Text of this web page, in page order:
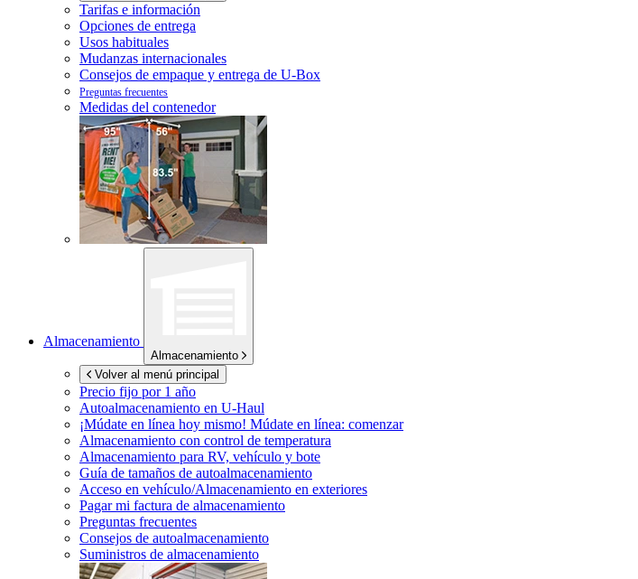
Tarifas e información
Opciones de entrega
Usos habituales
Mudanzas internacionales
Consejos de empaque y entrega de U-Box
Preguntas frecuentes
Medidas del contenedor
Almacenamiento
Almacenamiento
Volver al menú principal
Precio fijo por 1 año
Autoalmacenamiento en U-Haul
¡Múdate en línea hoy mismo! Múdate en línea: comenzar
Almacenamiento con control de temperatura
Almacenamiento para RV, vehículo y bote
Guía de tamaños de autoalmacenamiento
Acceso en vehículo/Almacenamiento en exteriores
Pagar mi factura de almacenamiento
Preguntas frecuentes
Consejos de autoalmacenamiento
Suministros de almacenamiento